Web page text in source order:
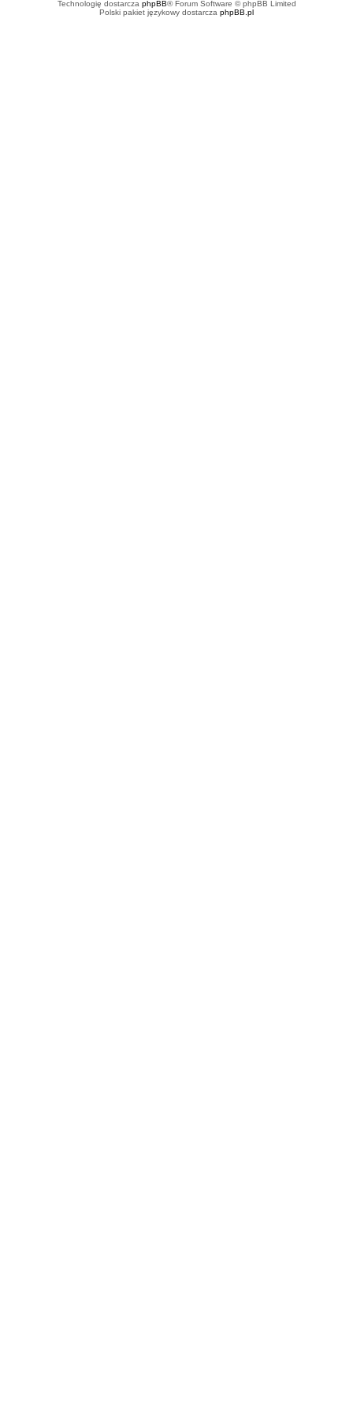
Technologię dostarcza phpBB® Forum Software © phpBB Limited
Polski pakiet językowy dostarcza phpBB.pl